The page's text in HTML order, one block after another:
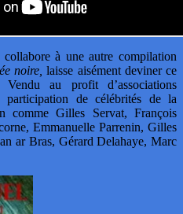
à une autre compilation
noire, laisse aisément deviner ce
au profit d’associations
de célébrités de la
comme Gilles Servat, François
Emmanuelle Parrenin, Gilles
ar Bras, Gérard Delahaye, Marc